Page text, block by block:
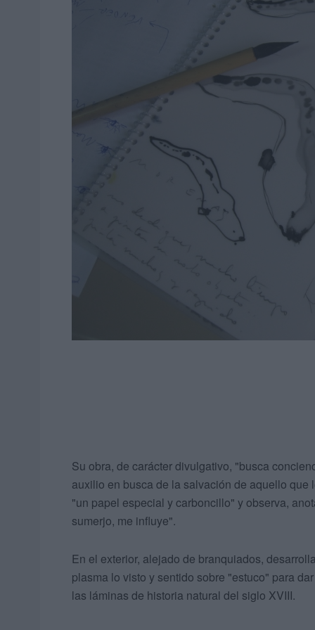
Su obra, de carácter divulgativo, "busca
auxilio en busca de la salvación de aquello
"un papel especial y carboncillo" y observa,
sumerjo, me influye".
En el exterior, alejado de branquiados,
plasma lo visto y sentido sobre "estuco" para
las láminas de historia natural del siglo XVIII.